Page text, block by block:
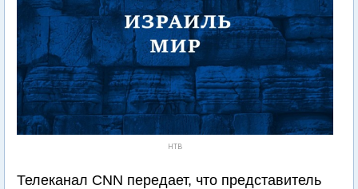
НТВ
Телеканал CNN передает, что представитель